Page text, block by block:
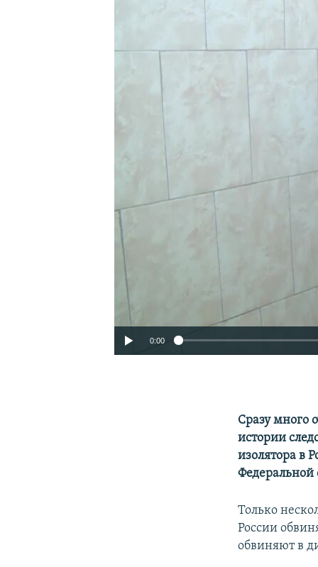
0:00
Сразу много
истории
изолятора в
Федеральной
Только
России
обвиняют в